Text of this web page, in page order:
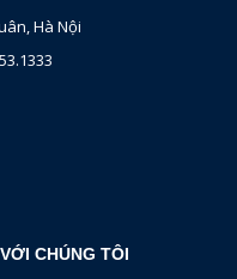
Hà Nội
CHÚNG TÔI